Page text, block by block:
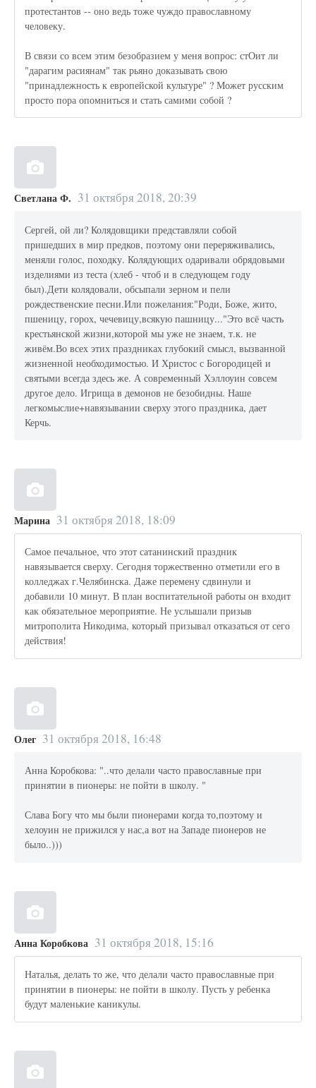
протестантов -- оно ведь тоже чуждо православному
человеку.
В связи со всем этим безобразием у меня вопрос: стОит ли
"дарагим расиянам" так рьяно доказывать свою
"принадлежность к европейской культуре" ? Может русским
просто пора опомниться и стать самими собой ?
Светлана Ф. 31 октября 2018, 20:39
Сергей, ой ли? Колядовщики представляли собой
пришедших в мир предков, поэтому они переряживались,
меняли голос, походку. Колядующих одаривали обрядовыми
изделиями из теста (хлеб - чтоб и в следующем году
был).Дети колядовали, обсыпали зерном и пели
рождественские песни.Или пожелания:"Роди, Боже, жито,
пшеницу, горох, чечевицу,всякую пашницу..."Это всё часть
крестьянской жизни,которой мы уже не знаем, т.к. не
живём.Во всех этих праздниках глубокий смысл, вызванной
жизненной необходимостью. И Христос с Богородицей и
святыми всегда здесь же. А современный Хэллоуин совсем
другое дело. Игрища в демонов не безобидны. Наше
легкомыслие+навязывании сверху этого праздника, дает
Керчь.
Марина 31 октября 2018, 18:09
Самое печальное, что этот сатанинский праздник
навязывается сверху. Сегодня торжественно отметили его в
колледжах г.Челябинска. Даже перемену сдвинули и
добавили 10 минут. В план воспитательной работы он входит
как обязательное мероприятие. Не услышали призыв
митрополита Никодима, который призывал отказаться от сего
действия!
Олег 31 октября 2018, 16:48
Анна Коробкова: "..что делали часто православные при
принятии в пионеры: не пойти в школу. "
Слава Богу что мы были пионерами когда то,поэтому и
хелоуин не прижился у нас,а вот на Западе пионеров не
было..)))
Анна Коробкова 31 октября 2018, 15:16
Наталья, делать то же, что делали часто православные при
принятии в пионеры: не пойти в школу. Пусть у ребенка
будут маленькие каникулы.